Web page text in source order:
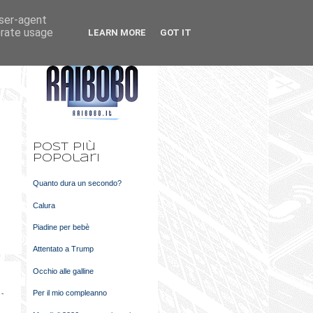
-
Post più
popolari
Quanto dura un secondo?
Calura
Piadine per bebè
Attentato a Trump
Occhio alle galline
Per il mio compleanno
agent
usage
LEARN MORE GOT IT